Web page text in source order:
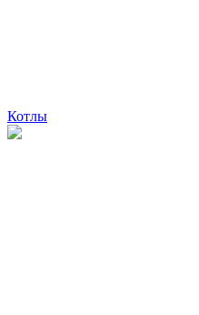
Котлы